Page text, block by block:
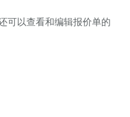
可以查看和编辑报价单的